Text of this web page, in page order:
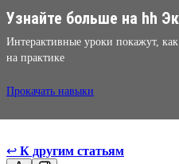
Узнайте больше на hh
Интерактивные уроки покажут,
на практике
Прокачать навыки
↩ К другим статьям